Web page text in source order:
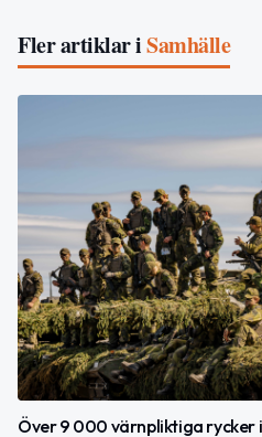
Fler artiklar iSamhälle
Över 9 000 värnpliktiga rycker